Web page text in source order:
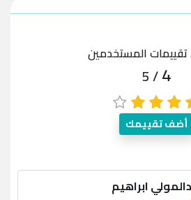
المستخدمين
4
/ 5
أضف تقييمك
ابراهيم